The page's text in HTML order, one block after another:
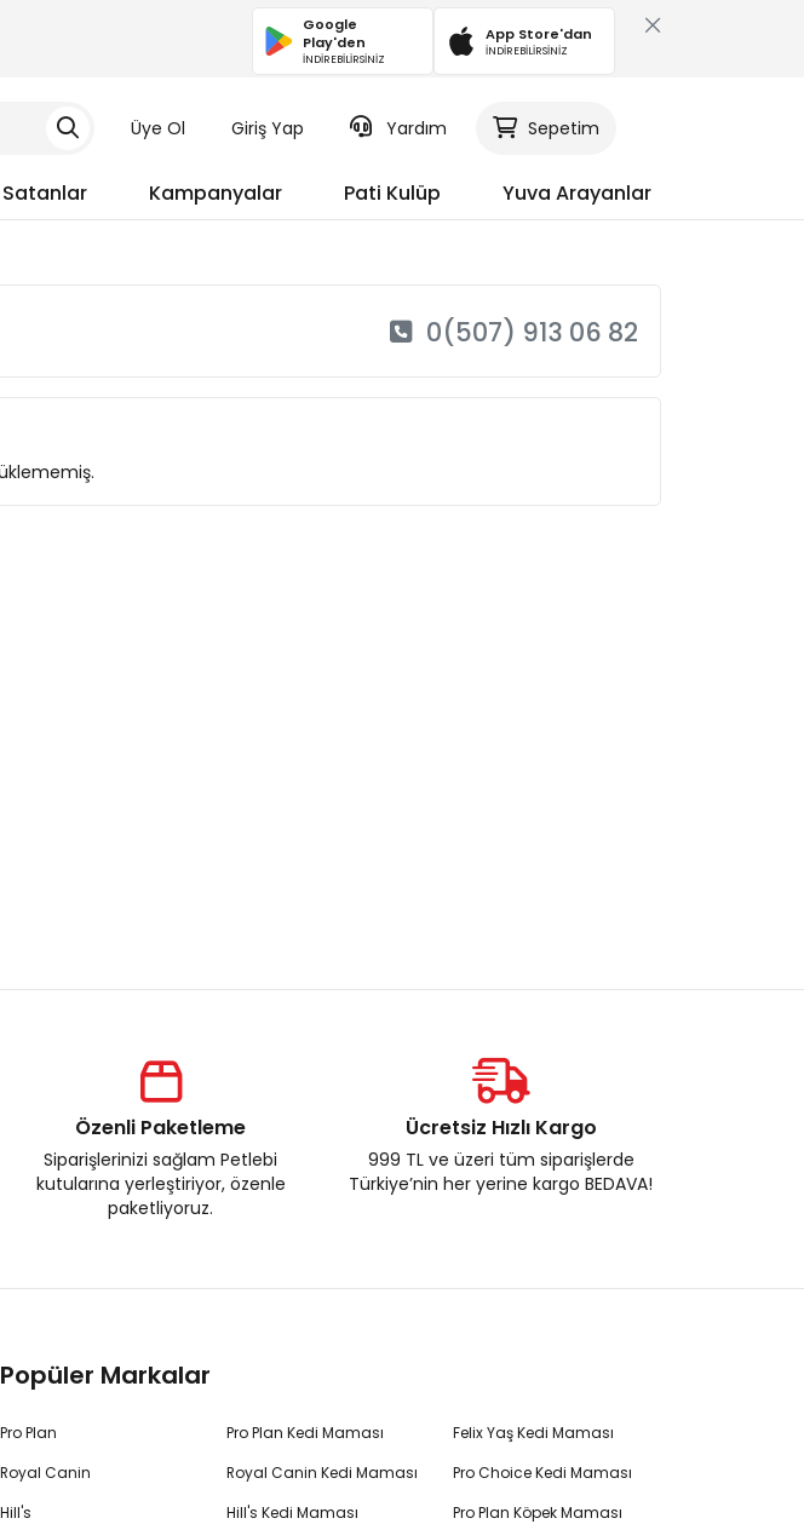
Google
Play'den
İNDİREBİLİRSİNİZ
App Store'dan
İNDİREBİLİRSİNİZ
Üye Ol Giriş Yap Yardım Sepetim
Kampanyalar Pati Kulüp Yuva Arayanlar
0(507) 913 06 82
Özenli Paketleme
Siparişlerinizi sağlam Petlebi
kutularına yerleştiriyor, özenle
paketliyoruz.
Ücretsiz Hızlı Kargo
999 TL ve üzeri tüm siparişlerde
Türkiye’nin her yerine kargo BEDAVA!
Popüler Markalar
Pro Plan
Royal Canin
Hill's
Pro Plan Kedi Maması
Royal Canin Kedi Maması
Hill's Kedi Maması
Felix Yaş Kedi Maması
Pro Choice Kedi Maması
Pro Plan Köpek Maması